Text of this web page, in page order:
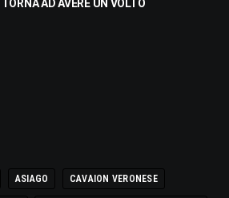
TORNA AD AVERE UN VOLTO
ASIAGO CAVAION VERONESE